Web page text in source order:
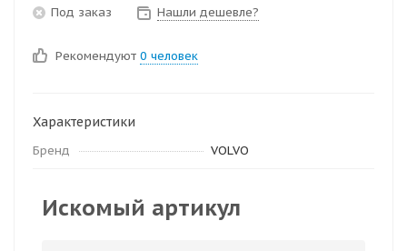
Под заказ Нашли дешевле?
Рекомендуют 0 человек
Характеристики
Бренд VOLVO
Искомый артикул